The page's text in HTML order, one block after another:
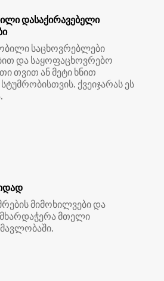
დასაქირავებელი
საცხოვრებლები
და საყოფაცხოვრებო
თვით ან მეტი ხნით
ქვეიჯარას ეს
მიმოხილვები და
მთელი